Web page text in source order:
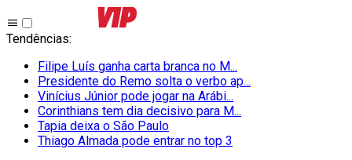
Tendências:
Filipe Luís ganha carta branca no M...
Presidente do Remo solta o verbo ap...
Vinícius Júnior pode jogar na Arábi...
Corinthians tem dia decisivo para M...
Tapia deixa o São Paulo
Thiago Almada pode entrar no top 3